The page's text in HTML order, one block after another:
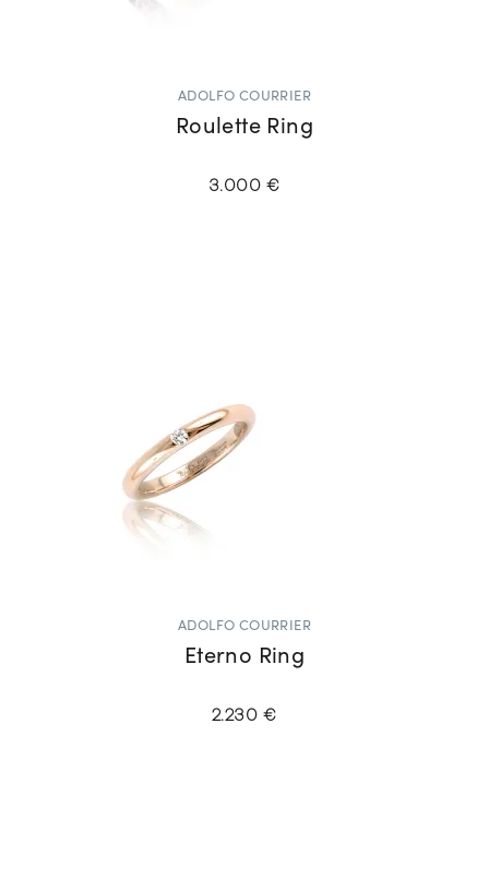
ADOLFO COURRIER
Roulette Ring
3.000 €
ADOLFO COURRIER
Eterno Ring
2.230 €